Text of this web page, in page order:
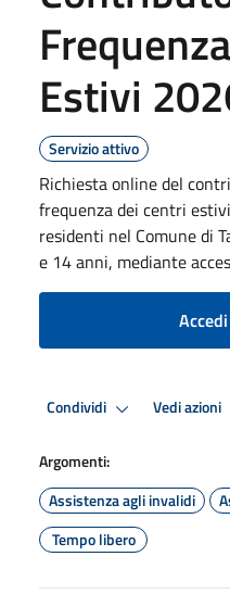
Estivi
Servizio attivo
Richiesta online del
frequenza dei centri
residenti nel Comune di
e 14 anni, mediante
Condividi Vedi azioni
Argomenti:
Assistenza agli invalidi
Tempo libero